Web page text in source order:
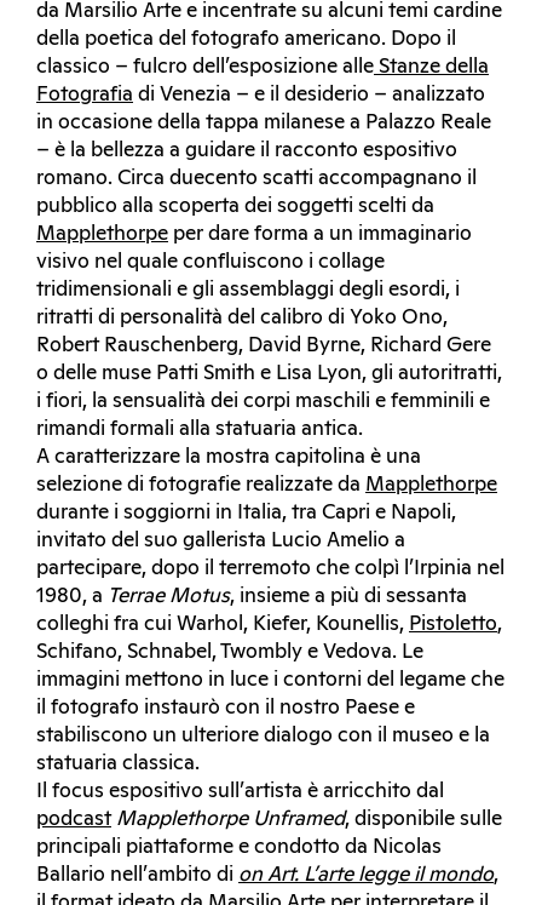
da Marsilio Arte e incentrate su alcuni temi cardine
della poetica del fotografo americano. Dopo il
classico – fulcro dell’esposizione alle Stanze della
Fotografia di Venezia – e il desiderio – analizzato
in occasione della tappa milanese a Palazzo Reale
– è la bellezza a guidare il racconto espositivo
romano. Circa duecento scatti accompagnano il
pubblico alla scoperta dei soggetti scelti da
Mapplethorpe per dare forma a un immaginario
visivo nel quale confluiscono i collage
tridimensionali e gli assemblaggi degli esordi, i
ritratti di personalità del calibro di Yoko Ono,
Robert Rauschenberg, David Byrne, Richard Gere
o delle muse Patti Smith e Lisa Lyon, gli autoritratti,
i fiori, la sensualità dei corpi maschili e femminili e
rimandi formali alla statuaria antica.
A caratterizzare la mostra capitolina è una
selezione di fotografie realizzate da Mapplethorpe
durante i soggiorni in Italia, tra Capri e Napoli,
invitato del suo gallerista Lucio Amelio a
partecipare, dopo il terremoto che colpì l’Irpinia nel
1980, a Terrae Motus, insieme a più di sessanta
colleghi fra cui Warhol, Kiefer, Kounellis, Pistoletto,
Schifano, Schnabel, Twombly e Vedova. Le
immagini mettono in luce i contorni del legame che
il fotografo instaurò con il nostro Paese e
stabiliscono un ulteriore dialogo con il museo e la
statuaria classica.
Il focus espositivo sull’artista è arricchito dal
podcast Mapplethorpe Unframed, disponibile sulle
principali piattaforme e condotto da Nicolas
Ballario nell’ambito di on Art. L’arte legge il mondo,